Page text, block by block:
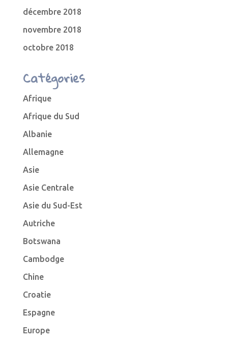
décembre 2018
novembre 2018
octobre 2018
Catégories
Afrique
Afrique du Sud
Albanie
Allemagne
Asie
Asie Centrale
Asie du Sud-Est
Autriche
Botswana
Cambodge
Chine
Croatie
Espagne
Europe